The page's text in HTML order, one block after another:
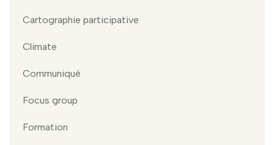
Cartographie participative
Climate
Communiqué
Focus group
Formation